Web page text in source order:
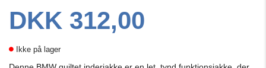
DKK 312,00
Ikke på lager